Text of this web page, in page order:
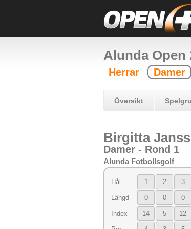
Alunda Open
Herrar Damer
Översikt
Birgitta
Damer - Rond 1
Alunda Fotbollsgolf
Hål 1 2 3
Längd 0 0 0
Index 14 5 12